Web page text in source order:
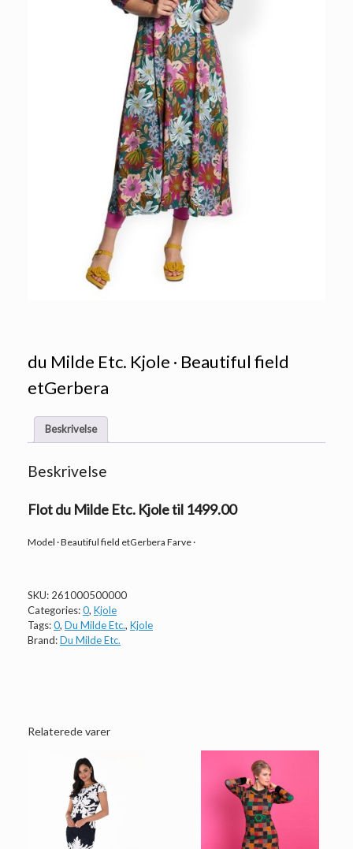
du Milde Etc. Kjole · Beautiful field
etGerbera
Beskrivelse
Beskrivelse
Flot du Milde Etc. Kjole til 1499.00
Model · Beautiful field etGerbera Farve ·
SKU: 261000500000
Categories:0, Kjole
Tags:0, Du Milde Etc., Kjole
Brand:Du Milde Etc.
Relaterede varer